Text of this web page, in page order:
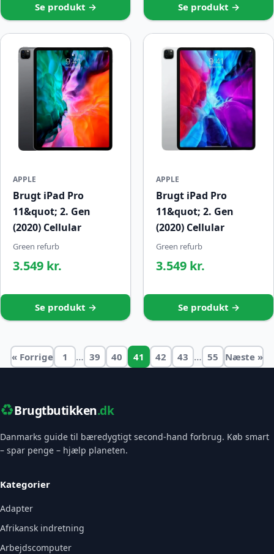
Se produkt → Se produkt →
APPLE
Brugt iPad Pro
11&quot; 2. Gen
(2020) Cellular
Green refurb
3.549 kr.
Se produkt →
APPLE
Brugt iPad Pro
11&quot; 2. Gen
(2020) Cellular
Green refurb
3.549 kr.
Se produkt →
« Forrige 1 … 39 40 41 42 43 … 55 Næste »
♻️Brugtbutikken.dk
Danmarks guide til bæredygtigt second-hand forbrug. Køb smart
– spar penge – hjælp planeten.
Kategorier
Adapter
Afrikansk indretning
Arbejdscomputer